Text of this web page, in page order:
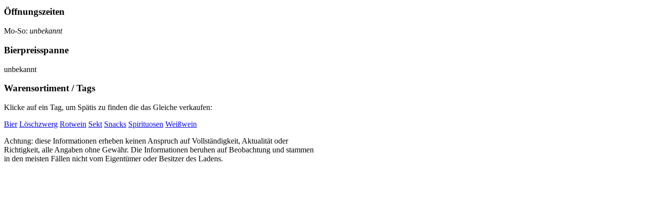
Öffnungszeiten
Mo-So: unbekannt
Bierpreisspanne
unbekannt
Warensortiment / Tags
Klicke auf ein Tag, um Spätis zu finden die das Gleiche verkaufen:
Bier Löschzwerg Rotwein Sekt Snacks Spirituosen Weißwein
Achtung: diese Informationen erheben keinen Anspruch auf Vollständigkeit, Aktualität oder
Richtigkeit, alle Angaben ohne Gewähr. Die Informationen beruhen auf Beobachtung und stammen
in den meisten Fällen nicht vom Eigentümer oder Besitzer des Ladens.